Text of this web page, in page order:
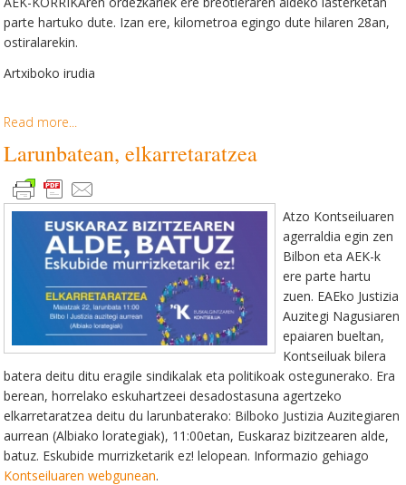
parte hartuko dute. Izan ere, kilometroa egingo dute hilaren 28an,
ostiralarekin.
Artxiboko irudia
Read more...
Larunbatean, elkarretaratzea
Atzo Kontseiluaren
agerraldia egin zen
Bilbon eta AEK-k
ere parte hartu
zuen. EAEko Justizia
Auzitegi Nagusiaren
epaiaren bueltan,
Kontseiluak bilera
batera deitu ditu eragile sindikalak eta politikoak ostegunerako. Era
berean, horrelako eskuhartzeei desadostasuna agertzeko
elkarretaratzea deitu du larunbaterako: Bilboko Justizia Auzitegiaren
aurrean (Albiako lorategiak), 11:00etan, Euskaraz bizitzearen alde,
batuz. Eskubide murrizketarik ez! lelopean. Informazio gehiago
Kontseiluaren webgunean.